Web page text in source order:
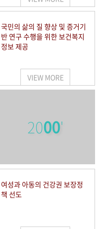
국민의 삶의 질 향상 및 증거기
반 연구 수행을 위한 보건복지
정보 제공
VIEW MORE
2000'
여성과 아동의 건강권 보장정
책 선도